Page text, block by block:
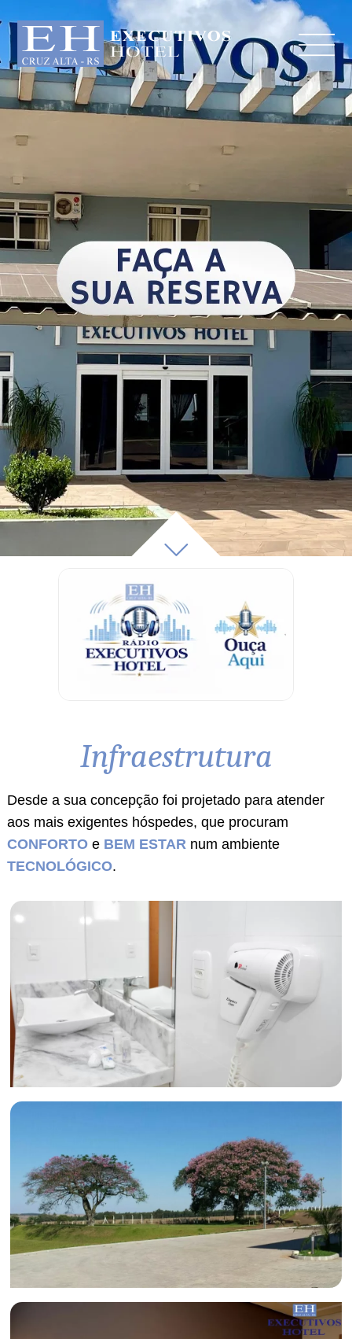
Infraestrutura
Desde a sua concepção foi projetado para atender
aos mais exigentes hóspedes, que procuram
CONFORTOe BEM ESTARnum ambiente
TECNOLÓGICO.